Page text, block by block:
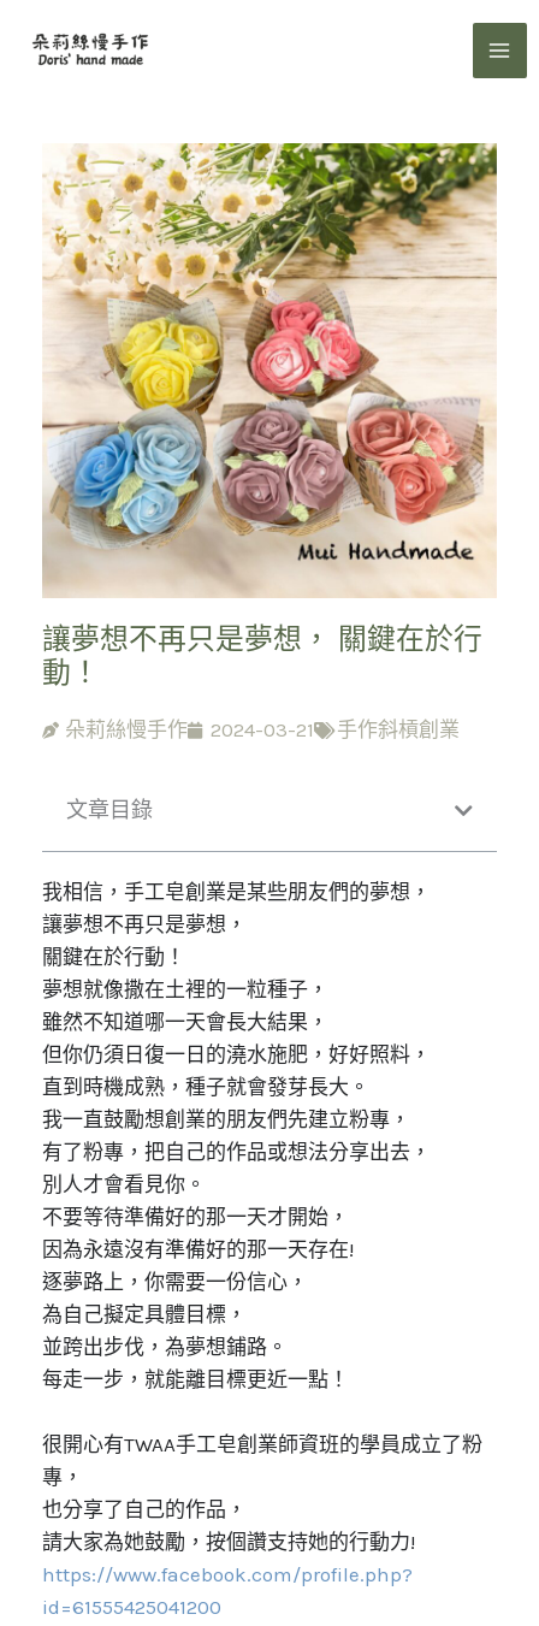
讓夢想不再只是夢想， 關鍵在於行
動！
朵莉絲慢手作 2024-03-21 手作斜槓創業
文章目錄
我相信，手工皂創業是某些朋友們的夢想，
讓夢想不再只是夢想，
關鍵在於行動！
夢想就像撒在土裡的一粒種子，
雖然不知道哪一天會長大結果，
但你仍須日復一日的澆水施肥，好好照料，
直到時機成熟，種子就會發芽長大。
我一直鼓勵想創業的朋友們先建立粉專，
有了粉專，把自己的作品或想法分享出去，
別人才會看見你。
不要等待準備好的那一天才開始，
因為永遠沒有準備好的那一天存在!
逐夢路上，你需要一份信心，
為自己擬定具體目標，
並跨出步伐，為夢想鋪路。
每走一步，就能離目標更近一點！
很開心有TWAA手工皂創業師資班的學員成立了粉
專，
也分享了自己的作品，
請大家為她鼓勵，按個讚支持她的行動力!
https://www.facebook.com/profile.php?
id=61555425041200